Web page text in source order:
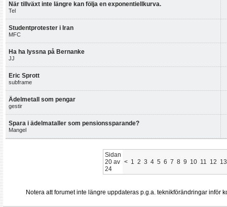
När tillväxt inte längre kan följa en exponentiellkurva.
Tel
Studentprotester i Iran
MFC
Ha ha lyssna på Bernanke
JJ
Eric Sprott
subframe
Ädelmetall som pengar
gestir
Spara i ädelmataller som pensionssparande?
Mangel
Sidan
20 av
24
< 1 2 3 4 5 6 7 8 9 10 11 12 13
Notera att forumet inte längre uppdateras p.g.a. teknikförändringar inför